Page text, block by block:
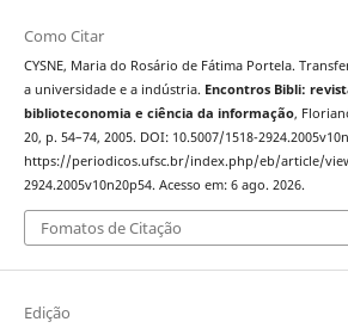
Como Citar
CYSNE, Maria do Rosário de Fátima Portela.
a universidade e a indústria. Encontros Bibli:
biblioteconomia e ciência da informação,
20, p. 54–74, 2005. DOI: 10.5007/1518-
https://periodicos.ufsc.br/index.php/eb/article/
2924.2005v10n20p54. Acesso em: 6 ago. 2026.
Fomatos de Citação
Edição